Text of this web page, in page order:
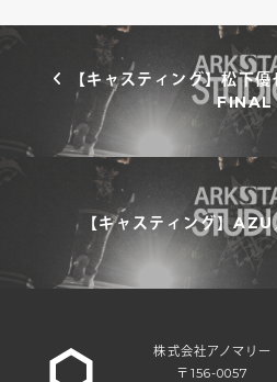
投稿ナビゲーション
【キャスティング】松下
FINAL
【キャスティング】
株式会社アノマリー
〒156-0057